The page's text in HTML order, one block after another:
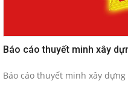
Báo cáo thuyết minh xây
Báo cáo thuyết minh xây